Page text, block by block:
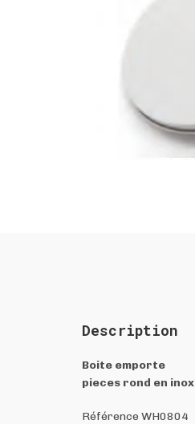
Description
Boite emporte
pieces rond en inox
Référence WH0804